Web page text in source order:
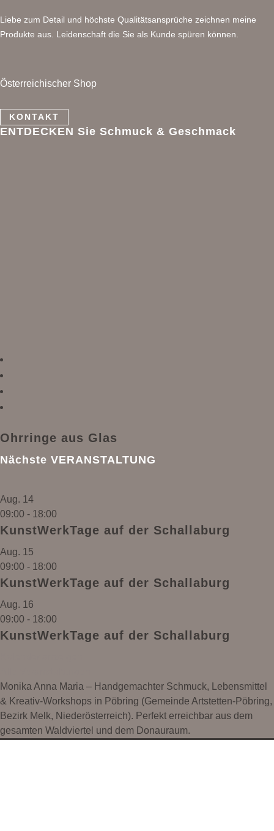
Liebe zum Detail und höchste Qualitätsansprüche zeichnen meine
Produkte aus. Leidenschaft die Sie als Kunde spüren können.
Österreichischer Shop
KONTAKT
ENTDECKEN Sie Schmuck & Geschmack
Ohrringe aus Glas
Nächste VERANSTALTUNG
Aug. 14
09:00 - 18:00
KunstWerkTage auf der Schallaburg
Aug. 15
09:00 - 18:00
KunstWerkTage auf der Schallaburg
Aug. 16
09:00 - 18:00
KunstWerkTage auf der Schallaburg
Monika Anna Maria – Handgemachter Schmuck, Lebensmittel
& Kreativ-Workshops in Pöbring (Gemeinde Artstetten-Pöbring,
Bezirk Melk, Niederösterreich). Perfekt erreichbar aus dem
gesamten Waldviertel und dem Donauraum.